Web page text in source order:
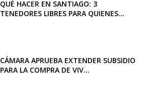
QUÉ HACER EN SANTIAGO: 3
TENEDORES LIBRES PARA QUIENES...
CÁMARA APRUEBA EXTENDER SUBSIDIO
PARA LA COMPRA DE VIV...